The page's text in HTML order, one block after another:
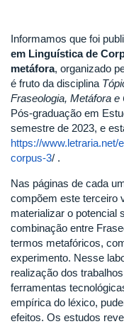
Informamos que foi
em Linguística de
metáfora, organizado
é fruto da disciplina
Fraseologia, Metáfora e
Pós-graduação em
semestre de 2023, e
https://
corpus-3/ .
Nas páginas de cada
compõem este terceiro
materializar o potencial
combinação entre
termos metafóricos,
experimento. Nesse
realização dos
ferramentas
empírica do léxico,
efeitos. Os estudos